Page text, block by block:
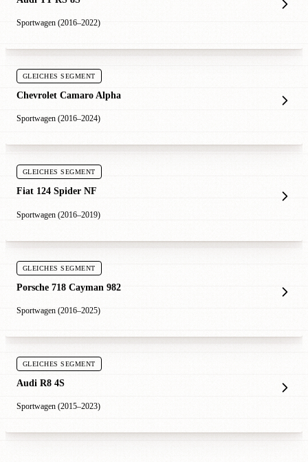
Sportwagen (2016–2022)
GLEICHES SEGMENT
Chevrolet Camaro Alpha
Sportwagen (2016–2024)
GLEICHES SEGMENT
Fiat 124 Spider NF
Sportwagen (2016–2019)
GLEICHES SEGMENT
Porsche 718 Cayman 982
Sportwagen (2016–2025)
GLEICHES SEGMENT
Audi R8 4S
Sportwagen (2015–2023)